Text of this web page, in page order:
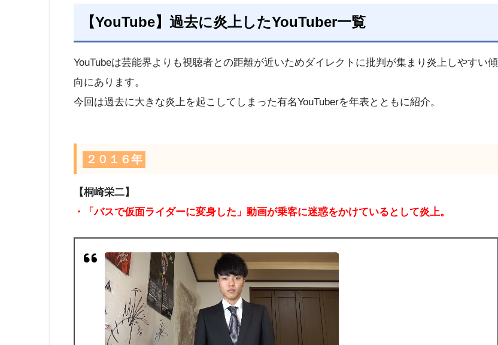
【YouTube】過去に炎上したYouTuber一覧
YouTubeは芸能界よりも視聴者との距離が近いためダイレクトに批判が集まり炎上しやすい傾
向にあります。
今回は過去に大きな炎上を起こしてしまった有名YouTuberを年表とともに紹介。
２０１６年
【桐崎栄二】
・「バスで仮面ライダーに変身した」動画が乗客に迷惑をかけているとして炎上。